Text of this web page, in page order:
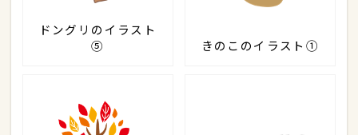
ドングリのイラスト
⑤
きのこのイラスト①